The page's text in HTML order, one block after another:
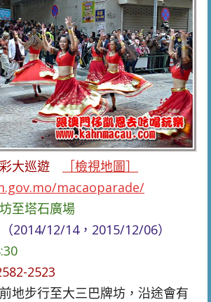
大巡遊 ［檢視地圖］
macaoparade/
至塔石廣場
2014/12/14，2015/12/06）
2523
地步行至大三巴牌坊，沿途會有